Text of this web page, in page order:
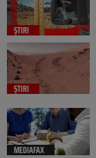
ȘTIRI
ȘTIRI
MEDIAFAX